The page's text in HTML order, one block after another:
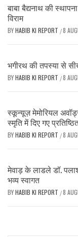
बाबा बैद्यनाथ की
विराम
BYHABIB KI REPORT /8
भगीरथ की तपस्या से
BYHABIB KI REPORT /8
स्कून्यूज़ मेमोरियल
स्मृति में दिए गए
BYHABIB KI REPORT /8
मेवाड़ के लाडले डॉ.
भव्य स्वागत
BYHABIB KI REPORT /8